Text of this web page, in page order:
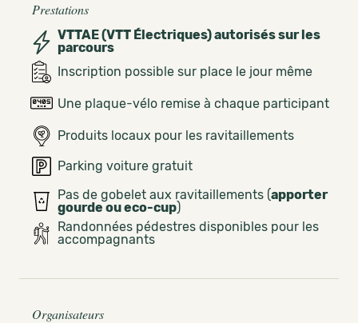
Prestations
VTTAE (VTT Électriques) autorisés sur les
parcours
Inscription possible sur place le jour même
Une plaque-vélo remise à chaque participant
Produits locaux pour les ravitaillements
Parking voiture gratuit
Pas de gobelet aux ravitaillements (apporter
gourde ou eco-cup)
Randonnées pédestres disponibles pour les
accompagnants
Organisateurs